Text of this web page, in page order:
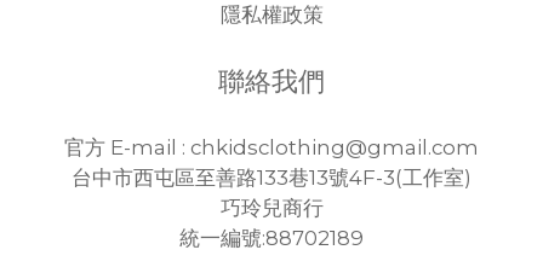
隱私權政策
聯絡我們
官方 E-mail : chkidsclothing@gmail.com
台中市西屯區至善路133巷13號4F-3(工作室)
巧玲兒商行
統一編號:88702189